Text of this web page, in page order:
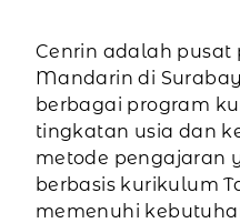
Cenrin adalah pusat
Mandarin di
berbagai program
tingkatan usia dan
metode pengajaran
berbasis kurikulum
memenuhi